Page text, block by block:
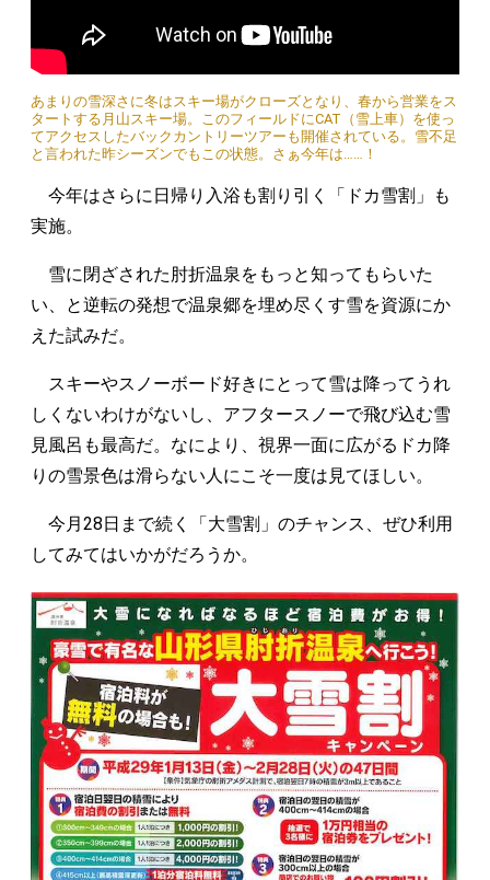
あまりの雪深さに冬はスキー場がクローズとなり、春から営業をス
タートする月山スキー場。このフィールドにCAT（雪上車）を使っ
てアクセスしたバックカントリーツアーも開催されている。雪不足
と言われた昨シーズンでもこの状態。さぁ今年は……！
今年はさらに日帰り入浴も割り引く「ドカ雪割」も
実施。
雪に閉ざされた肘折温泉をもっと知ってもらいた
い、と逆転の発想で温泉郷を埋め尽くす雪を資源にか
えた試みだ。
スキーやスノーボード好きにとって雪は降ってうれ
しくないわけがないし、アフタースノーで飛び込む雪
見風呂も最高だ。なにより、視界一面に広がるドカ降
りの雪景色は滑らない人にこそ一度は見てほしい。
今月28日まで続く「大雪割」のチャンス、ぜひ利用
してみてはいかがだろうか。